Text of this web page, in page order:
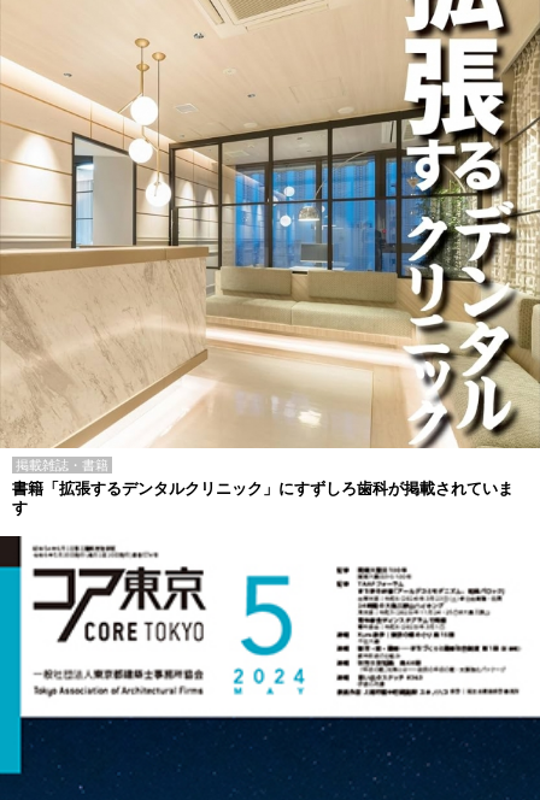
掲載雑誌・書籍
書籍「拡張するデンタルクリニック」にすずしろ歯科が掲載されていま
す